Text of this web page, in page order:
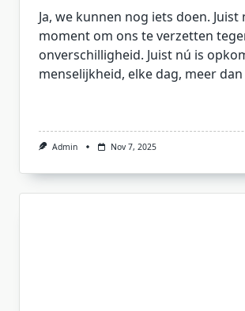
Ja, we kunnen nog iets doen. Juist
moment om ons te verzetten
onverschilligheid. Juist nú is
menselijkheid, elke dag, meer
Admin Nov 7, 2025